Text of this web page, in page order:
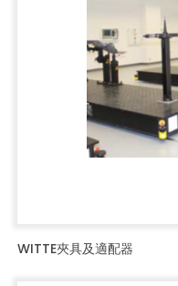
WITTE夾具及適配器